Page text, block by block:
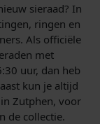
sieraad? In
ringen en
Als officiële
met
uur, dan heb
kun je altijd
Zutphen, voor
de collectie.